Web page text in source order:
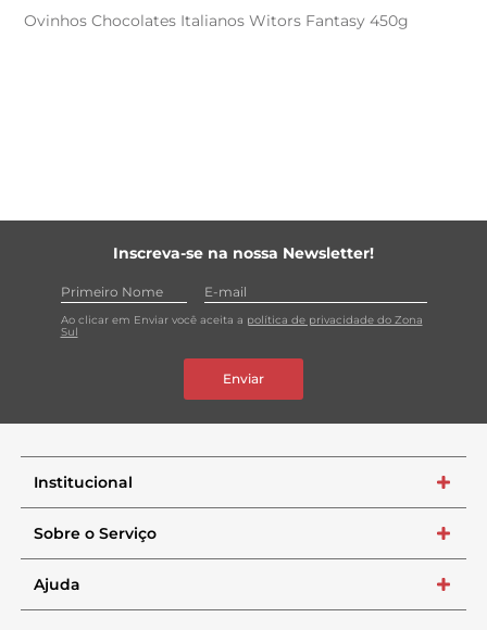
Ovinhos Chocolates Italianos Witors Fantasy 450g
Inscreva-se na nossa Newsletter!
Ao clicar em Enviar você aceita a política de privacidade do Zona
Sul
Enviar
Institucional +
Sobre o Serviço +
Ajuda +